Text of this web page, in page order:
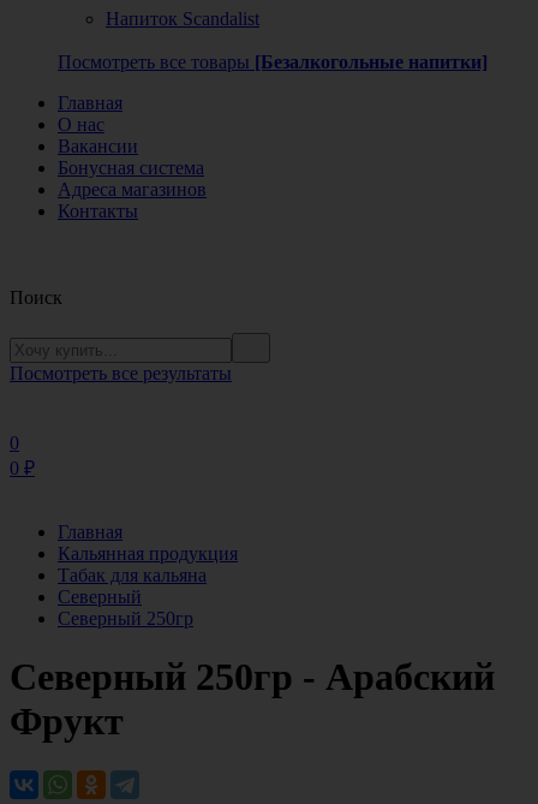
Напиток Scandalist
Посмотреть все товары [Безалкогольные напитки]
Главная
О нас
Вакансии
Бонусная система
Адреса магазинов
Контакты
Поиск
Посмотреть все результаты
0
0 ₽
Главная
Кальянная продукция
Табак для кальяна
Северный
Северный 250гр
Северный 250гр - Арабский
Фрукт